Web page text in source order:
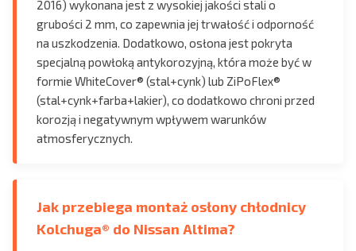
2016) wykonana jest z wysokiej jakości stali o
grubości 2 mm, co zapewnia jej trwałość i odporność
na uszkodzenia. Dodatkowo, osłona jest pokryta
specjalną powłoką antykorozyjną, która może być w
formie WhiteCover® (stal+cynk) lub ZiPoFlex®
(stal+cynk+farba+lakier), co dodatkowo chroni przed
korozją i negatywnym wpływem warunków
atmosferycznych.
Jak przebiega montaż osłony chłodnicy
Kolchuga® do Nissan Altima?